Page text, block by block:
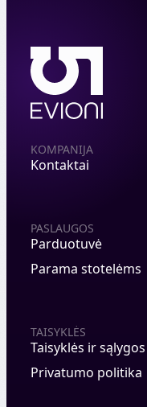
KOMPANIJA
Kontaktai
PASLAUGOS
Parduotuvė
Parama stotelėms
TAISYKLĖS
Taisyklės ir sąlygos
Privatumo politika